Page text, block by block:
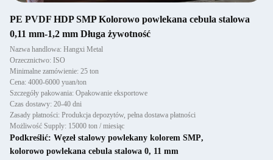
PE PVDF HDP SMP Kolorowo powlekana cebula stalowa
0,11 mm-1,2 mm Długa żywotność
Nazwa handlowa: Hangxi Metal
Orzecznictwo: ISO
Minimalne zamówienie: 25 ton
Cena: 4000-6000 yuan/ton
Szczegóły pakowania: Opakowanie eksportowe
Czas dostawy: 20-40 dni
Zasady płatności: Produkcja depozytów, pełna dostawa płatności
Możliwość Supply: 15000 ton / miesiąc
Podkreślić: Węzeł stalowy powlekany kolorem SMP,
kolorowo powlekana cebula stalowa 0, 11 mm